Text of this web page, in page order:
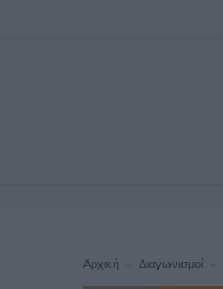
Αρχική Διαγωνισμοί